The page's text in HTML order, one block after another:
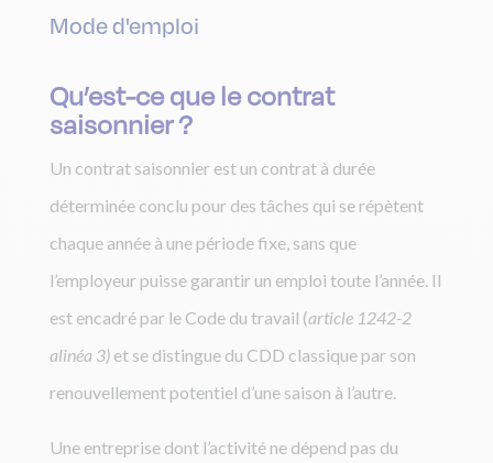
Mode d'emploi
Qu’est-ce que le contrat
saisonnier ?
Un contrat saisonnier est un contrat à durée
déterminée conclu pour des tâches qui se répètent
chaque année à une période fixe, sans que
l’employeur puisse garantir un emploi toute l’année. Il
est encadré par le Code du travail (article 1242-2
alinéa 3) et se distingue du CDD classique par son
renouvellement potentiel d’une saison à l’autre.
Une entreprise dont l’activité ne dépend pas du